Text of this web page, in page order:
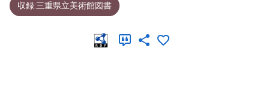
収録:三重県立美術館図書